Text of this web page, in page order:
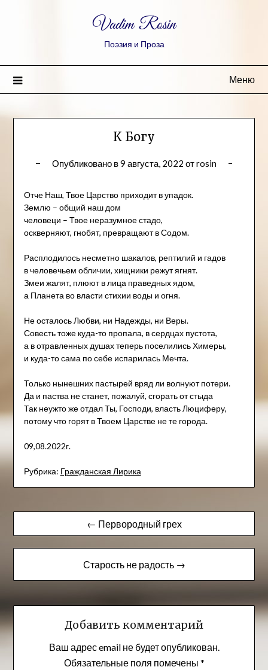
Vadim Rosin
Поэзия и Проза
Меню
К Богу
Опубликовано в9 августа, 2022 отrosin
Отче Наш, Твое Царство приходит в упадок.
Землю – общий наш дом
человеци – Твое неразумное стадо,
оскверняют, гнобят, превращают в Содом.
Расплодилось несметно шакалов, рептилий и гадов
в человечьем обличии, хищники режут ягнят.
Змеи жалят, плюют в лица праведных ядом,
а Планета во власти стихии воды и огня.
Не осталось Любви, ни Надежды, ни Веры.
Совесть тоже куда-то пропала, в сердцах пустота,
а в отравленных душах теперь поселились Химеры,
и куда-то сама по себе испарилась Мечта.
Только нынешних пастырей вряд ли волнуют потери.
Да и паства не станет, пожалуй, сгорать от стыда
Так неужто же отдал Ты, Господи, власть Люциферу,
потому что горят в Твоем Царстве не те города.
09,08.2022г.
Рубрика: Гражданская Лирика
Навигация
по
← Первородный грех
Старость не радость →
Добавить комментарий
Ваш адрес email не будет опубликован.
Обязательные поля помечены *